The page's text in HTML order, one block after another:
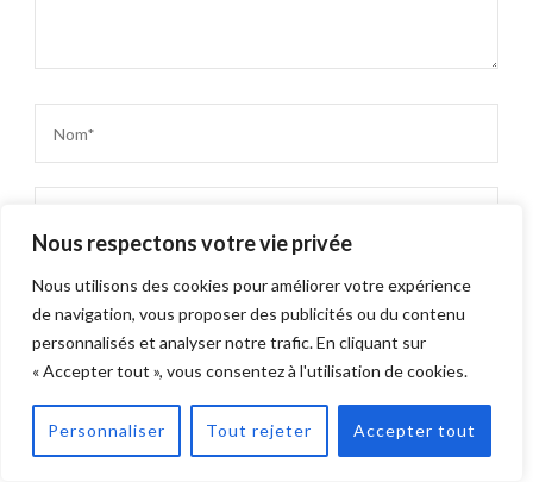
Nous respectons votre vie privée
Nous utilisons des cookies pour améliorer votre expérience
de navigation, vous proposer des publicités ou du contenu
personnalisés et analyser notre trafic. En cliquant sur
« Accepter tout », vous consentez à l'utilisation de cookies.
Personnaliser Tout rejeter Accepter tout
Enregistrer mon nom, mon e-mail et mon site dans le
navigateur pour mon prochain commentaire.